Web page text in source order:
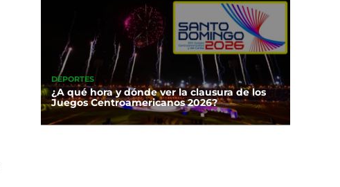
DEPORTES
¿A qué hora y dónde ver la clausura de los
Juegos Centroamericanos 2026?